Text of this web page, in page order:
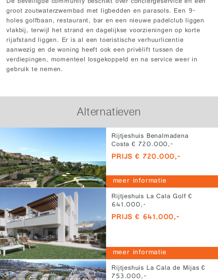
groot zoutwaterzwembad met ligbedden en parasols. Een 9-
holes golfbaan, restaurant, bar en een nieuwe padelclub liggen
vlakbij, terwijl het strand en dagelijkse voorzieningen op korte
rijafstand liggen. Er is al een toeristische verhuurlicentie
aanwezig en de woning heeft ook een privélift tussen de
verdiepingen, momenteel losgekoppeld en na service weer in
gebruik te nemen.
Alternatieven
Rijtjeshuis Benalmadena
Costa € 720.000,-
PRIJS € 720.000,-
meer informatie
Rijtjeshuis La Cala Golf €
641.000,-
PRIJS € 641.000,-
meer informatie
Rijtjeshuis La Cala de Mijas €
753.000,-